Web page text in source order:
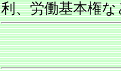
利、労働基本権